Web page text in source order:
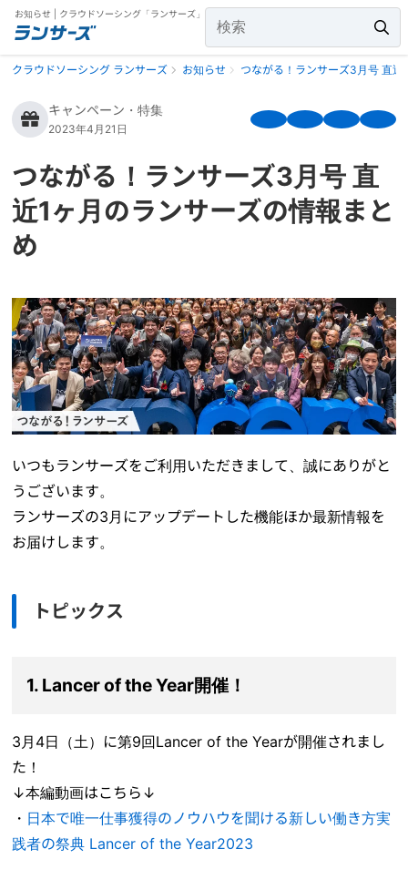
お知らせ | クラウドソーシング「ランサーズ」
クラウドソーシング ランサーズ お知らせ つながる！ランサーズ3月号 直
キャンペーン・特集
2023年4月21日
つながる！ランサーズ3月号 直
近1ヶ月のランサーズの情報まと
め
いつもランサーズをご利用いただきまして、誠にありがと
うございます。
ランサーズの3月にアップデートした機能ほか最新情報を
お届けします。
トピックス
1. Lancer of the Year開催！
3月4日（土）に第9回Lancer of the Yearが開催されまし
た！
↓本編動画はこちら↓
・ 日本で唯一仕事獲得のノウハウを聞ける新しい働き方実
践者の祭典 Lancer of the Year2023